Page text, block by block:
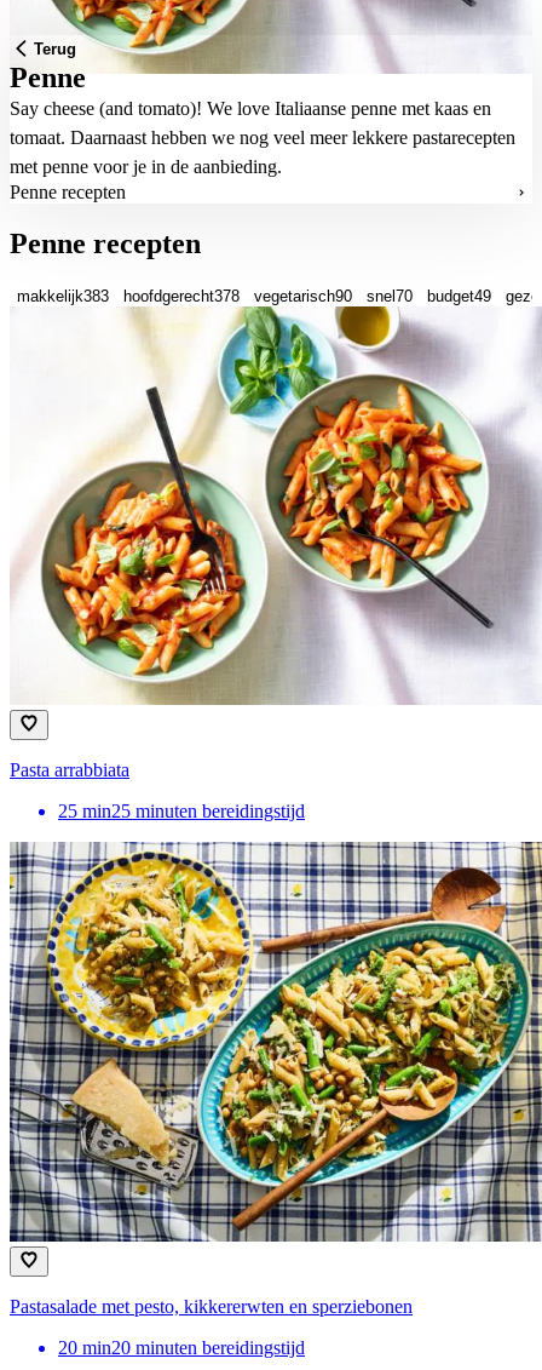
Terug
Penne
Say cheese (and tomato)! We love Italiaanse penne met kaas en
tomaat. Daarnaast hebben we nog veel meer lekkere pastarecepten
met penne voor je in de aanbieding.
Penne recepten
Penne recepten
makkelijk383 hoofdgerecht378 vegetarisch90 snel 70 budget49
Pasta arrabbiata
25 min25 minuten bereidingstijd
Pastasalade met pesto, kikkererwten en sperziebonen
20 min20 minuten bereidingstijd